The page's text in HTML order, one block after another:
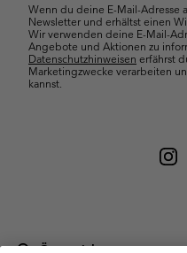
Wenn du deine E-Mail-Adresse
Newsletter und erhältst einen
Wir verwenden deine E-Mail-
Angebote und Aktionen zu
Datenschutzhinweisen erfährst
Marketingzwecke verarbeiten
kannst.
Österreich